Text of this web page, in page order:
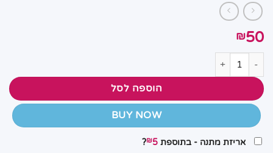
₪50
כמות של נבולוס סטארס פאזל הזליה 1000 חלקים 11681
הוספה לסל
BUY NOW
אריזת מתנה - בתוספת ₪5
?